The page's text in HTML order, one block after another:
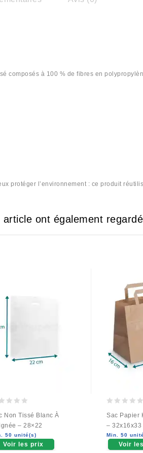
composés à 100 % de fibres en
protéger l’environnement : ce produit
ont également regardé
Non Tissé Blanc À
– 28×22
50 unité(s)
Voir les prix
out
of
5
Sac Papier
– 32x16x33
Min. 50
Voir